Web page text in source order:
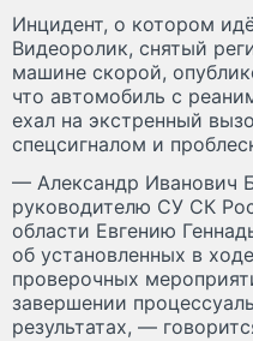
Инцидент, о котором
Видеоролик, снятый
машине скорой,
что автомобиль с
ехал на экстренный
спецсигналом и
— Александр Иванович
руководителю СУ СК
области Евгению
об установленных в
проверочных
завершении
результатах, —